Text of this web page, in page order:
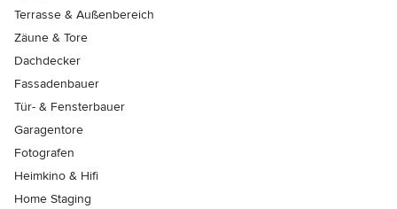
Terrasse & Außenbereich
Zäune & Tore
Dachdecker
Fassadenbauer
Tür- & Fensterbauer
Garagentore
Fotografen
Heimkino & Hifi
Home Staging